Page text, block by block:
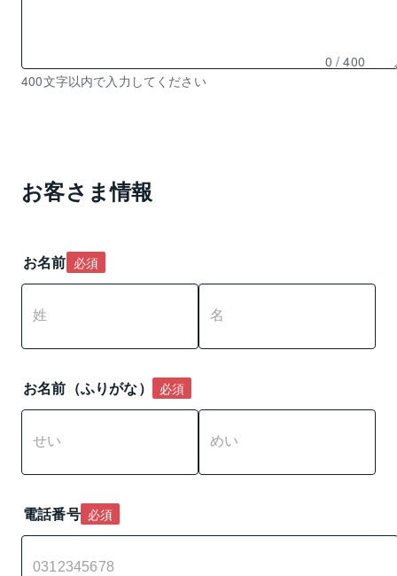
残
入
力
0 / 400
400文字以内で入力してください
お客さま情報
お名前 必須
お名前（ふりがな） 必須
電話番号 必須